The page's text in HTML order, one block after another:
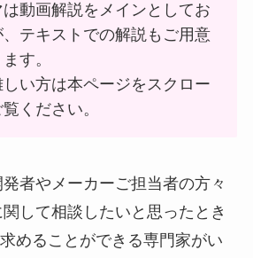
動画解説をメインとしてお
、テキストでの解説もご用意
す。
い方は本ページをスクロー
ください。
者やメーカーご担当者の方々
して相談したいと思ったとき
めることができる専門家がい